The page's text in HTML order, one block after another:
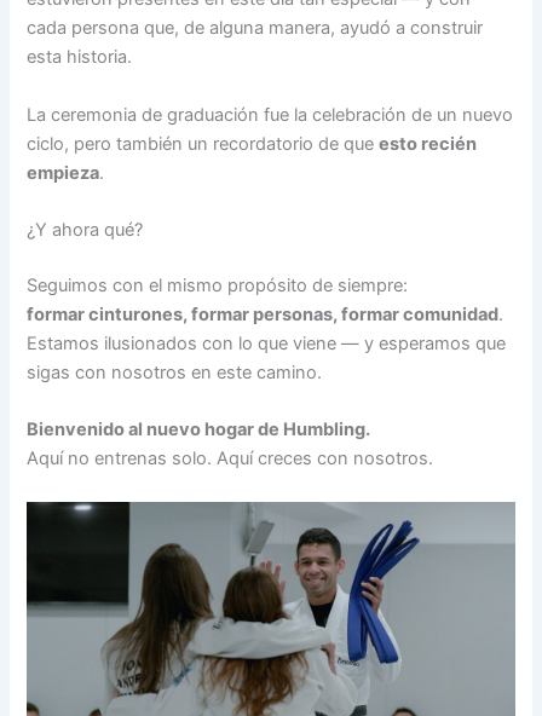
cada persona que, de alguna manera, ayudó a construir
esta historia.
La ceremonia de graduación fue la celebración de un nuevo
ciclo, pero también un recordatorio de queesto recién
empieza.
¿Y ahora qué?
Seguimos con el mismo propósito de siempre:
formar cinturones, formar personas, formar comunidad.
Estamos ilusionados con lo que viene — y esperamos que
sigas con nosotros en este camino.
Bienvenido al nuevo hogar de Humbling.
Aquí no entrenas solo. Aquí creces con nosotros.